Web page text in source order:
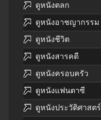
ดูหนังตลก
ดูหนังอาชญากรรม
ดูหนังชีวิต
ดูหนังสารคดี
ดูหนังครอบครัว
ดูหนังแฟนตาซี
ดูหนังประวัติศาสตร์